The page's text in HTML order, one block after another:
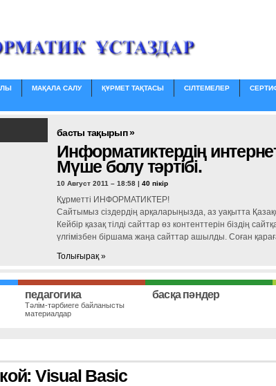
МАҚАЛА САЛУ ҚҰРМЕТ ТАҚТАСЫ СІЛТЕМЕЛЕР
басты тақырып »
Информатиктердің
Мүше болу тәртібі.
10 Август 2011 – 18:58 | 40 пікір
Құрметті ИНФОРМАТИКТЕР!
Cайтымыз сіздердің арқаларыңызда, аз уақытта
Кейбір қазақ тілді сайттар өз контенттерін біздің
үлгімізбен біршама жаңа сайттар ашылды. Соған
Толығырақ »
педагогика
Тәлім-тәрбиеге байланысты
материалдар
басқа пәндер
Visual Basic